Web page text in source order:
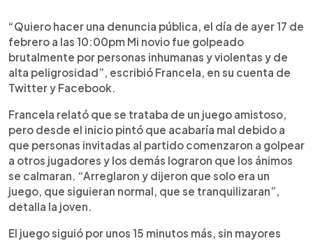
“Quiero hacer una denuncia pública, el día de ayer 17 de
febrero a las 10:00pm Mi novio fue golpeado
brutalmente por personas inhumanas y violentas y de
alta peligrosidad”, escribió Francela, en su cuenta de
Twitter y Facebook.
Francela relató que se trataba de un juego amistoso,
pero desde el inicio pintó que acabaría mal debido a
que personas invitadas al partido comenzaron a golpear
a otros jugadores y los demás lograron que los ánimos
se calmaran. “Arreglaron y dijeron que solo era un
juego, que siguieran normal, que se tranquilizaran”,
detalla la joven.
El juego siguió por unos 15 minutos más, sin mayores